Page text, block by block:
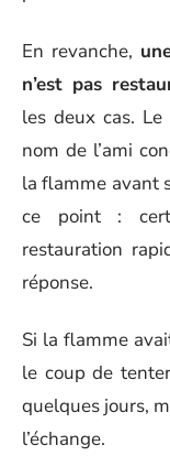
En revanche,
n’est pas
les deux cas.
nom de l’ami
la flamme avant
ce point :
restauration
réponse.
Si la flamme
le coup de
quelques jours,
l’échange.